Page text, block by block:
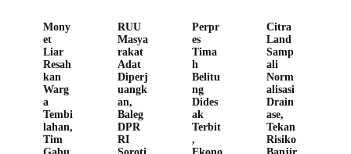
Mony
et
Liar
Resah
kan
Warg
a
Tembi
lahan,
Tim
RUU
Masya
rakat
Adat
Diperj
uangk
an,
Baleg
DPR
RI
Perpr
es
Tima
h
Belitu
ng
Dides
ak
Terbit
,
Citra
Land
Samp
ali
Norm
alisasi
Drain
ase,
Tekan
Risiko